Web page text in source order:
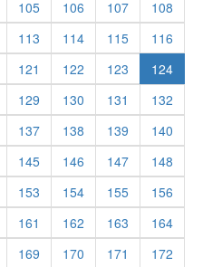
105 106 107
108
113 114 115
116
121 122 123
124
129 130 131
132
137 138 139
140
145 146 147
148
153 154 155
156
161 162 163
164
169 170 171
172